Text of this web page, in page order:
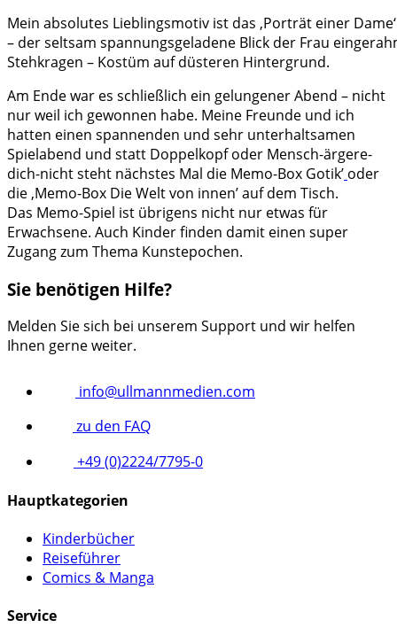
Mein absolutes Lieblingsmotiv ist das ‚Porträt einer
– der seltsam spannungsgeladene Blick der Frau
Stehkragen – Kostüm auf düsteren Hintergrund.
Am Ende war es schließlich ein gelungener Abend – nicht
nur weil ich gewonnen habe. Meine Freunde und ich
hatten einen spannenden und sehr unterhaltsamen
Spielabend und statt Doppelkopf oder Mensch-ärgere-
dich-nicht steht nächstes Mal die Memo-Box Gotik’ oder
die ‚Memo-Box Die Welt von innen’ auf dem Tisch.
Das Memo-Spiel ist übrigens nicht nur etwas für
Erwachsene. Auch Kinder finden damit einen super
Zugang zum Thema Kunstepochen.
Sie benötigen Hilfe?
Melden Sie sich bei unserem Support und wir helfen
Ihnen gerne weiter.
info@ullmannmedien.com
zu den FAQ
+49 (0)2224/7795-0
Hauptkategorien
Kinderbücher
Reiseführer
Comics & Manga
Service